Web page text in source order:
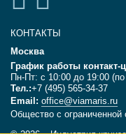
КОНТАКТЫ
Москва
График работы контакт-
Пн-Пт: с 10:00 до 19:00
Тел.:+7 (495) 565-34-37
Email: office@viamaris.ru
Общество с ограниченной